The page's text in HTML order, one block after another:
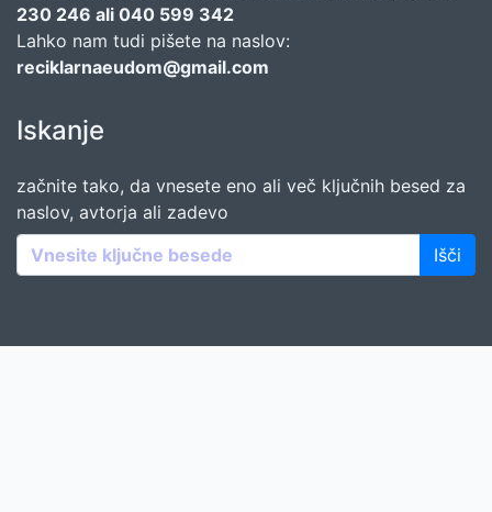
230 246 ali 040 599 342
Lahko nam tudi pišete na naslov:
reciklarnaeudom@gmail.com
Iskanje
začnite tako, da vnesete eno ali več ključnih besed za
naslov, avtorja ali zadevo
Išči